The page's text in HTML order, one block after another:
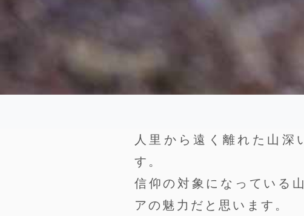
人里から遠く離れた山深
す。
信仰の対象になっている
アの魅力だと思います。